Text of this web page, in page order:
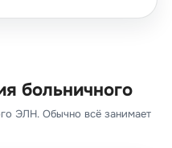
больничного
ЭЛН. Обычно всё занимает